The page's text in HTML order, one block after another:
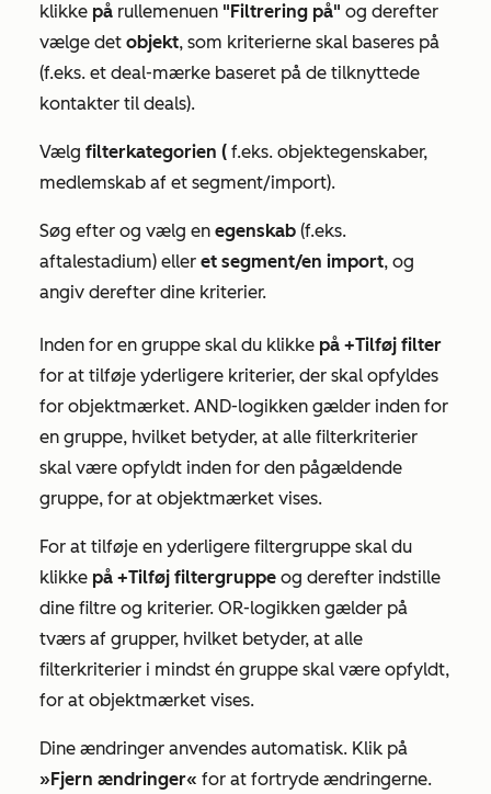
klikke på rullemenuen "Filtrering på" og derefter
vælge det objekt, som kriterierne skal baseres på
(f.eks. et deal-mærke baseret på de tilknyttede
kontakter til deals).
Vælg filterkategorien ( f.eks. objektegenskaber,
medlemskab af et segment/import).
Søg efter og vælg en egenskab (f.eks.
aftalestadium) eller et segment/en import, og
angiv derefter dine kriterier.
Inden for en gruppe skal du klikke på +Tilføj filter
for at tilføje yderligere kriterier, der skal opfyldes
for objektmærket. AND-logikken gælder inden for
en gruppe, hvilket betyder, at alle filterkriterier
skal være opfyldt inden for den pågældende
gruppe, for at objektmærket vises.
For at tilføje en yderligere filtergruppe skal du
klikke på +Tilføj filtergruppe og derefter indstille
dine filtre og kriterier. OR-logikken gælder på
tværs af grupper, hvilket betyder, at alle
filterkriterier i mindst én gruppe skal være opfyldt,
for at objektmærket vises.
Dine ændringer anvendes automatisk. Klik på
»Fjern ændringer« for at fortryde ændringerne.